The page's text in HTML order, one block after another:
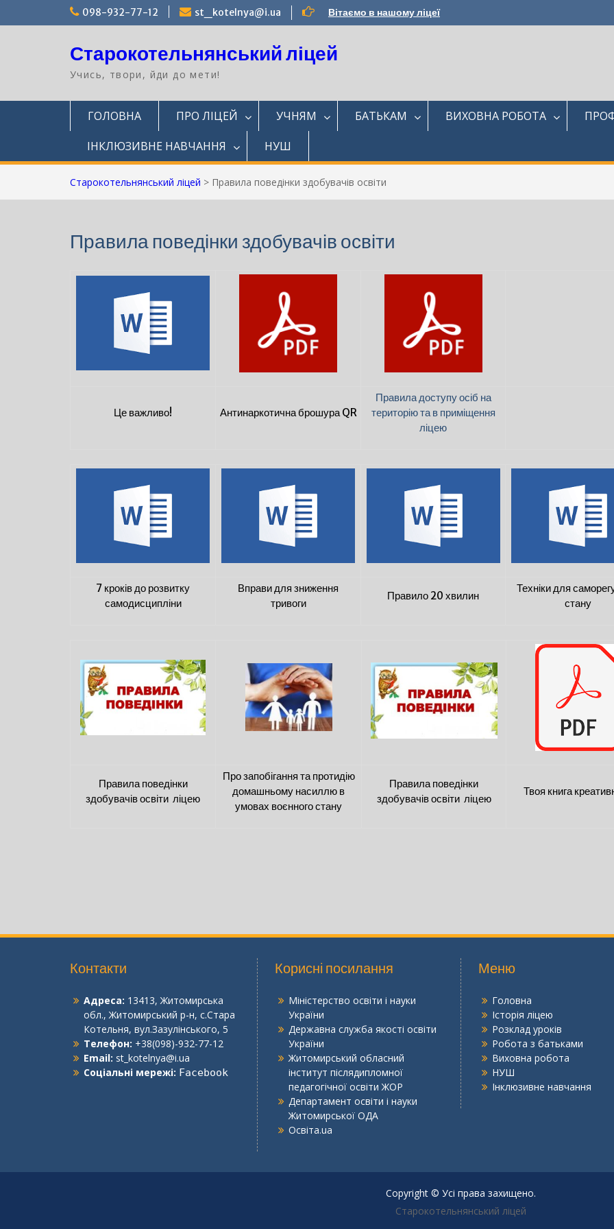
098-932-77-12 st_kotelnya@i.ua Вітаємо в нашому ліцеї
Старокотельнянський ліцей
Учись, твори, йди до мети!
ГОЛОВНА ПРО ЛІЦЕЙ УЧНЯМ БАТЬКАМ ВИХОВНА РОБОТА
ІНКЛЮЗИВНЕ НАВЧАННЯ
НУШ
Старокотельнянський ліцей > Правила поведінки здобувачів освіти
Правила поведінки здобувачів освіти
Це важливо! Антинаркотична брошура QR
Правила доступу осіб на
територію та в приміщення
ліцею
7 кроків до розвитку
самодисципліни
Вправи для зниження
тривоги
Правило 20 хвилин
Техніки для
стану
Правила поведінки
здобувачів освіти ліцею
Про запобігання та протидію
домашньому насиллю в
умовах воєнного стану
Правила поведінки
здобувачів освіти ліцею
Твоя книга
Контакти
Адреса: 13413, Житомирська
обл., Житомирський р-н, с.Стара
Котельня, вул.Зазулінського, 5
Телефон: +38(098)-932-77-12
Email: st_kotelnya@i.ua
Соціальні мережі: Facebook
Корисні посилання
Міністерство освіти і науки
України
Державна служба якості освіти
України
Житомирський обласний
інститут післядипломної
педагогічної освіти ЖОР
Департамент освіти і науки
Житомирської ОДА
Освіта.ua
Меню
Головна
Історія ліцею
Розклад уроків
Робота з батьками
Виховна робота
НУШ
Інклюзивне навчання
Copyright © Усі права захищено.
Старокотельнянський ліцей